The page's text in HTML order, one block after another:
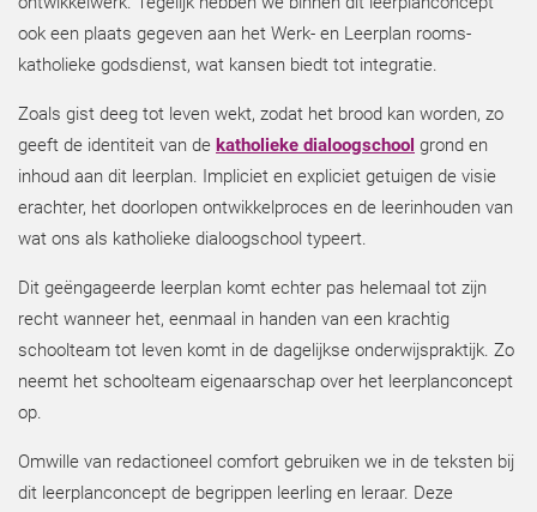
ook een plaats gegeven aan het Werk- en Leerplan rooms-
katholieke godsdienst, wat kansen biedt tot integratie.
Zoals gist deeg tot leven wekt, zodat het brood kan worden, zo
geeft de identiteit van de katholieke dialoogschool grond en
inhoud aan dit leerplan. Impliciet en expliciet getuigen de visie
erachter, het doorlopen ontwikkelproces en de leerinhouden van
wat ons als katholieke dialoogschool typeert.
Dit geëngageerde leerplan komt echter pas helemaal tot zijn
recht wanneer het, eenmaal in handen van een krachtig
schoolteam tot leven komt in de dagelijkse onderwijspraktijk. Zo
neemt het schoolteam eigenaarschap over het leerplanconcept
op.
Omwille van redactioneel comfort gebruiken we in de teksten bij
dit leerplanconcept de begrippen leerling en leraar. Deze